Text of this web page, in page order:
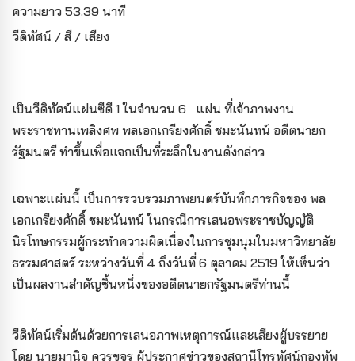
ความยาว 53.39 นาที
วีดิทัศน์ / สี / เสียง
เป็นวีดิทัศน์แผ่นซีดี 1 ในจำนวน 6 แผ่น ที่เจ้าภาพงาน
พระราชทานเพลิงศพ พลเอกเกรียงศักดิ์ ชมะนันทน์ อดีตนายก
รัฐมนตรี ทำขึ้นเพื่อแจกเป็นที่ระลึกในงานดังกล่าว
เฉพาะแผ่นนี้ เป็นการรวบรวมภาพยนตร์บันทึกภารกิจของ พล
เอกเกรียงศักดิ์ ชมะนันทน์ ในกรณีการเสนอพระราชบัญญัติ
นิรโทษกรรมผู้กระทำความผิดเนื่องในการชุมนุมในมหาวิทยาลัย
ธรรมศาสตร์ ระหว่างวันที่ 4 ถึงวันที่ 6 ตุลาคม 2519 ให้เห็นว่า
เป็นผลงานสำคัญชิ้นหนึ่งของอดีตนายกรัฐมนตรีท่านนี้
วีดิทัศน์เริ่มต้นด้วยการเสนอภาพเหตุการณ์และเสียงผู้บรรยาย
โดย นายมานิจ ควรขจร ผู้ประกาศข่าวของสถานีโทรทัศน์กองทัพ